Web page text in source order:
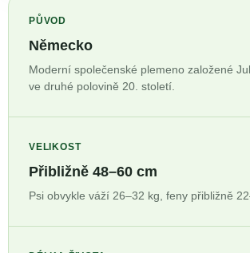
PŮVOD
Německo
Moderní společenské plemeno založené
ve druhé polovině 20. století.
VELIKOST
Přibližně 48–60 cm
Psi obvykle váží 26–32 kg, feny přibližně